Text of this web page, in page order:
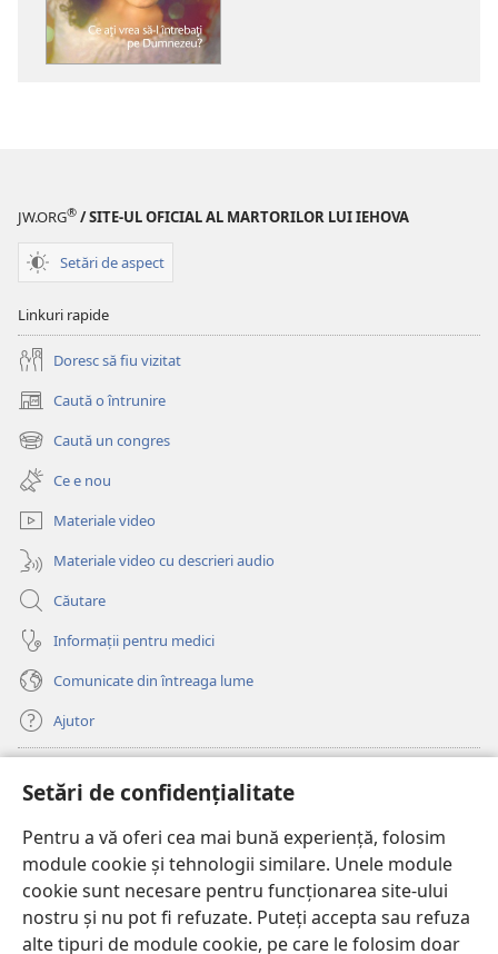
Setări de confidențialitate
Pentru a vă oferi cea mai bună experiență, folosim
module cookie și tehnologii similare. Unele module
cookie sunt necesare pentru funcționarea site-ului
nostru și nu pot fi refuzate. Puteți accepta sau refuza
alte tipuri de module cookie, pe care le folosim doar
să-
Dumnezeu?
JW.ORG® / SITE-UL OFICIAL AL MARTORILOR LUI IEHOVA
Setări de aspect
Linkuri rapide
Doresc să fiu vizitat
Caută o întrunire
(se
deschide
o
fereastră
nouă)
Caută un congres
(se
deschide
o
fereastră
nouă)
Ce e nou
Materiale video
Materiale video cu descrieri audio
Căutare
Informații pentru medici
Comunicate din întreaga lume
Ajutor
(se
deschide
o
fereastră
nouă)
Watchtower – BIBLIOTECĂ ONLINE™
(se
deschide
o
fereastră
JW Hub ®
(se
deschide
o
JW Library®